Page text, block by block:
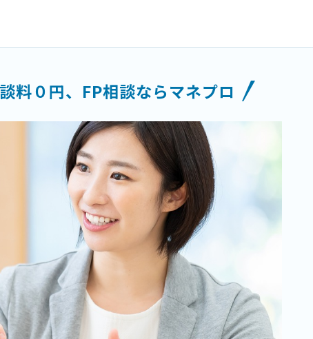
料０円、 FP相談ならマネプロ